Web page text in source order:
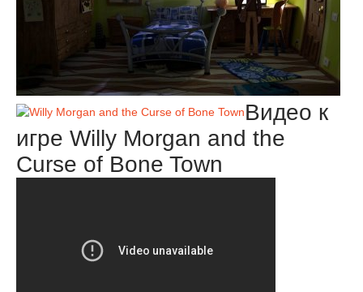
Видео к
игре Willy Morgan and the
Curse of Bone Town